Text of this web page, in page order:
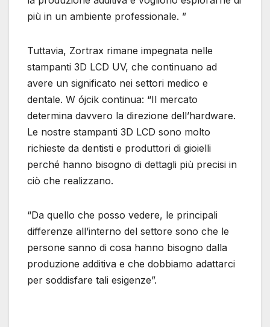
più in un ambiente professionale. ”
Tuttavia, Zortrax rimane impegnata nelle
stampanti 3D LCD UV, che continuano ad
avere un significato nei settori medico e
dentale. W ójcik continua: “Il mercato
determina davvero la direzione dell’hardware.
Le nostre stampanti 3D LCD sono molto
richieste da dentisti e produttori di gioielli
perché hanno bisogno di dettagli più precisi in
ciò che realizzano.
“Da quello che posso vedere, le principali
differenze all’interno del settore sono che le
persone sanno di cosa hanno bisogno dalla
produzione additiva e che dobbiamo adattarci
per soddisfare tali esigenze”.